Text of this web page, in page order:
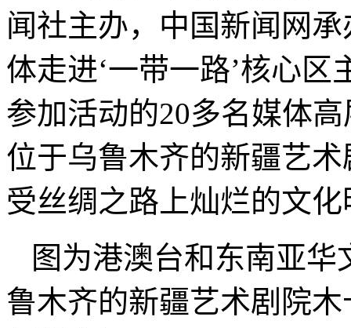
闻社主办，中国新闻网
体走进‘一带一路’核心
参加活动的20多名媒体
位于乌鲁木齐的新疆艺
受丝绸之路上灿烂的文
图为港澳台和东南亚
鲁木齐的新疆艺术剧院